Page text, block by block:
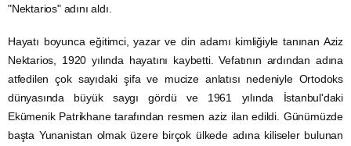
"Nektarios" adını aldı.
Hayatı boyunca eğitimci, yazar ve din adamı kimliğiyle tanınan Aziz
Nektarios, 1920 yılında hayatını kaybetti. Vefatının ardından adına
atfedilen çok sayıdaki şifa ve mucize anlatısı nedeniyle Ortodoks
dünyasında büyük saygı gördü ve 1961 yılında İstanbul'daki
Ekümenik Patrikhane tarafından resmen aziz ilan edildi. Günümüzde
başta Yunanistan olmak üzere birçok ülkede adına kiliseler bulunan